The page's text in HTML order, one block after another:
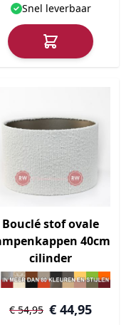
Snel leverbaar
Bouclé stof ovale
40cm
cilinder
€ 44,95
€ 54,95